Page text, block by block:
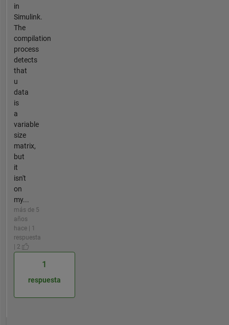
in
Simulink.
The
compilation
process
detects
that
u
data
is
a
variable
size
matrix,
but
it
isn't
on
my...
más de 5
años
hace | 1
respuesta
| 2
1
respuesta